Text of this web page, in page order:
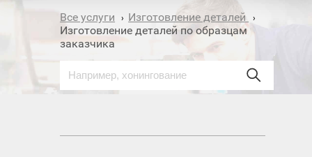
Все услуги › Изготовление деталей ›
Изготовление деталей по образцам
заказчика